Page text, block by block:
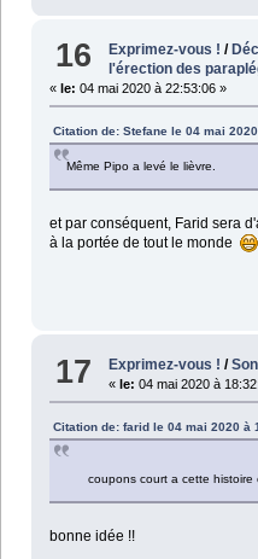
16 Exprimez-vous ! /
l'érection des
« le: 04 mai 2020 à 22:53:06 »
Citation de: Stefane le 04 mai
Même Pipo a levé le lièvre.
et par conséquent, Farid sera
à la portée de tout le monde
17 Exprimez-vous ! /
« le: 04 mai 2020 à
Citation de: farid le 04 mai 2020 à
coupons court a cette histoire
bonne idée !!